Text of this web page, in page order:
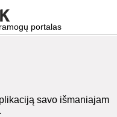
portalas
savo išmaniajam